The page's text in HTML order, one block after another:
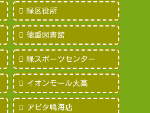
緑区役所
徳重図書館
緑スポーツセンター
イオンモール大高
アピタ鳴海店